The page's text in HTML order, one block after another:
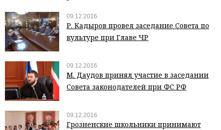
09.12.2016
Р. Кадыров провел заседание Совета по
культуре при Главе ЧР
09.12.2016
М. Даудов принял участие в заседании
Совета законодателей при ФС РФ
09.12.2016
Грозненские школьники принимают